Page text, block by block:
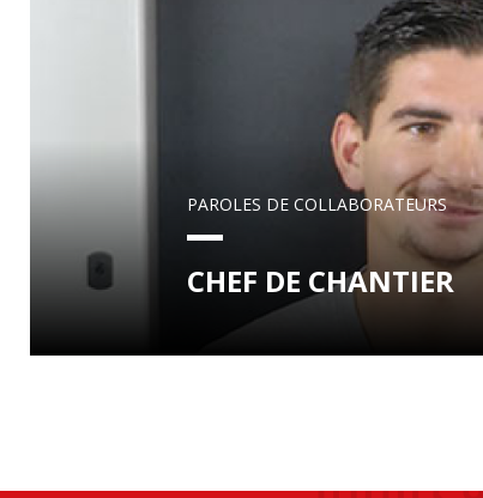
PAROLES DE COLLABORATEURS
CHEF DE CHANTIER